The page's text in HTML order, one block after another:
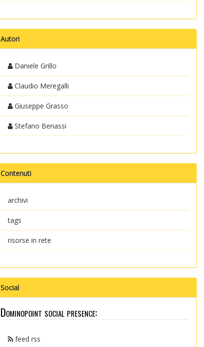
Autori
Daniele Grillo
Claudio Meregalli
Giuseppe Grasso
Stefano Benassi
Contenuti
archivi
tags
risorse in rete
Social
Dominopoint social presence:
feed rss